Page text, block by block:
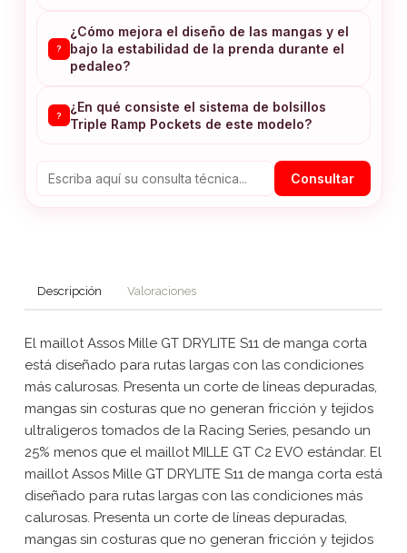
?
¿Cómo mejora el diseño de las mangas y el
bajo la estabilidad de la prenda durante el
pedaleo?
?
¿En qué consiste el sistema de bolsillos
Triple Ramp Pockets de este modelo?
Consultar
Descripción Valoraciones
El maillot Assos Mille GT DRYLITE S11 de manga corta
está diseñado para rutas largas con las condiciones
más calurosas. Presenta un corte de líneas depuradas,
mangas sin costuras que no generan fricción y tejidos
ultraligeros tomados de la Racing Series, pesando un
25% menos que el maillot MILLE GT C2 EVO estándar. El
maillot Assos Mille GT DRYLITE S11 de manga corta está
diseñado para rutas largas con las condiciones más
calurosas. Presenta un corte de líneas depuradas,
mangas sin costuras que no generan fricción y tejidos